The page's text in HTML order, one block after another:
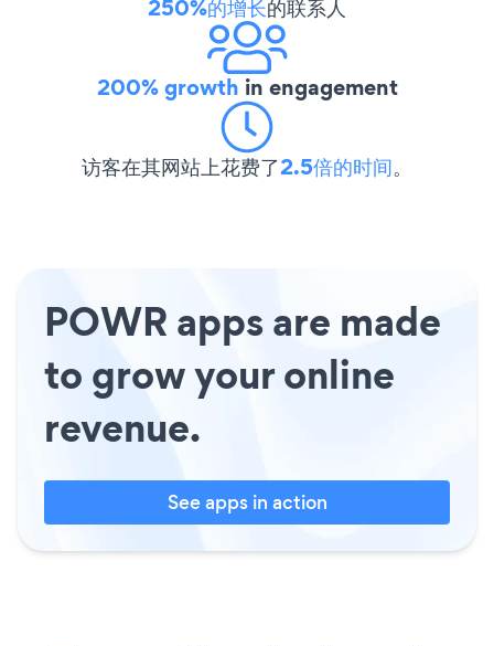
250%的增长的联系人
200% growth in engagement
访客在其网站上花费了2.5倍的时间。
POWR apps are made
to grow your online
revenue.
See apps in action